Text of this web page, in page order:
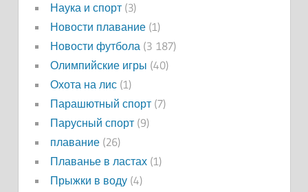
Наука и спорт(3)
Новости плавание(1)
Новости футбола(3 187)
Олимпийские игры (40)
Охота на лис(1)
Парашютный спорт(7)
Парусный спорт(9)
плавание(26)
Плаванье в ластах(1)
Прыжки в воду(4)